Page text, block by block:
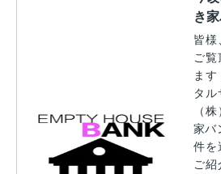
き
皆様
ご
ま
タ
（
家バ
件を
ご紹